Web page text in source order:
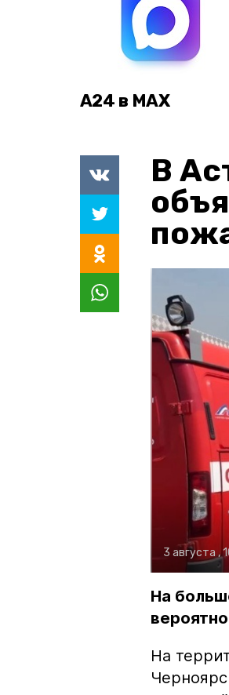
А24 в MAX
В
3 августа ,
На
На